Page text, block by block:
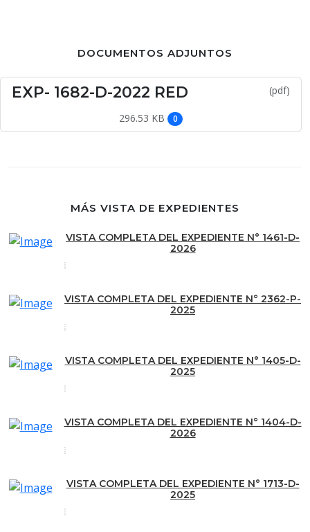
DOCUMENTOS ADJUNTOS
EXP- 1682-D-2022 RED (pdf)
296.53 KB 0
MÁS VISTA DE EXPEDIENTES
VISTA COMPLETA DEL EXPEDIENTE N° 1461-D-
2026
VISTA COMPLETA DEL EXPEDIENTE N° 2362-P-
2025
VISTA COMPLETA DEL EXPEDIENTE N° 1405-D-
2025
VISTA COMPLETA DEL EXPEDIENTE N° 1404-D-
2026
VISTA COMPLETA DEL EXPEDIENTE N° 1713-D-
2025